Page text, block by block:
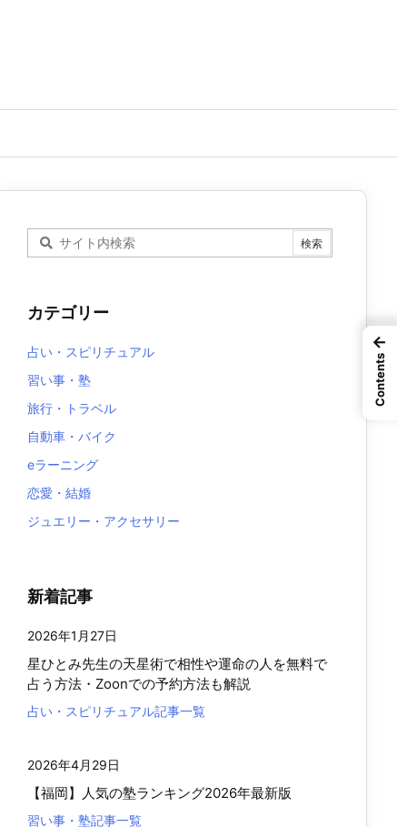
カテゴリー
占い・スピリチュアル
習い事・塾
旅行・トラベル
自動車・バイク
eラーニング
恋愛・結婚
ジュエリー・アクセサリー
新着記事
2026年1月27日
星ひとみ先生の天星術で相性や運命の人を無料で
占う方法・Zoonでの予約方法も解説
占い・スピリチュアル記事一覧
2026年4月29日
【福岡】人気の塾ランキング2026年最新版
習い事・塾記事一覧
←
Contents